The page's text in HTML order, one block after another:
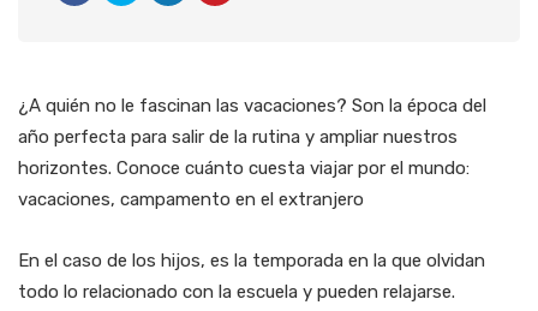
¿A quién no le fascinan las vacaciones? Son la época del
año perfecta para salir de la rutina y ampliar nuestros
horizontes. Conoce cuánto cuesta viajar por el mundo:
vacaciones, campamento en el extranjero
En el caso de los hijos, es la temporada en la que olvidan
todo lo relacionado con la escuela y pueden relajarse.